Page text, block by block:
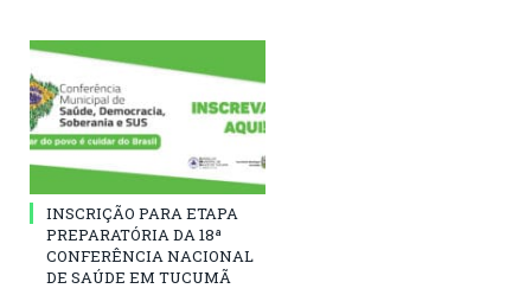
INSCRIÇÃO PARA ETAPA
PREPARATÓRIA DA 18ª
CONFERÊNCIA NACIONAL
DE SAÚDE EM TUCUMÃ